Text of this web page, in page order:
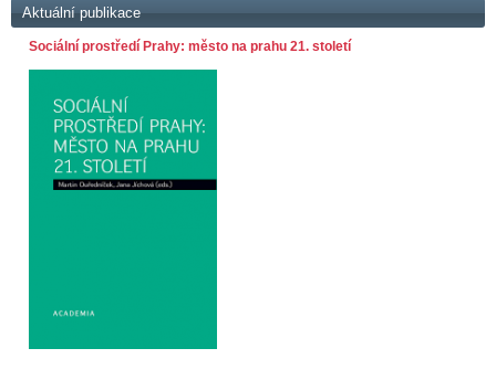
Aktuální publikace
Sociální prostředí Prahy: město na prahu 21. století